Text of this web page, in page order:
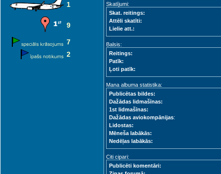
1
9
7
2
Skatījumi:
Skat. reitings:
Attēli skatīti:
Lielie att.:
Balsis:
Reitings:
Patīk:
Ļoti patīk:
Mana albuma statistika:
Publicētas bildes:
Dažādas lidmašīnas:
1st lidmašīnas:
Dažādas aviokompānijas:
Lidostas:
Mēneša labākās:
Nedēļas labākās:
Citi cipari:
Publicēti komentāri: